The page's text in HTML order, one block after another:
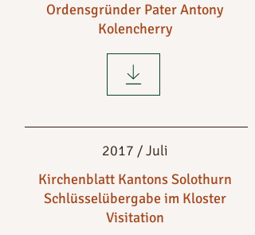
Ordensgründer Pater Antony
Kolencherry
2017 / Juli
Kirchenblatt Kantons Solothurn
Schlüsselübergabe im Kloster
Visitation